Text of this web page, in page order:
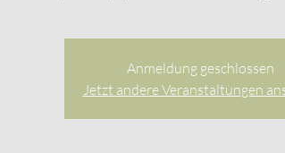
Anmeldung geschlossen
Jetzt andere Veranstaltungen